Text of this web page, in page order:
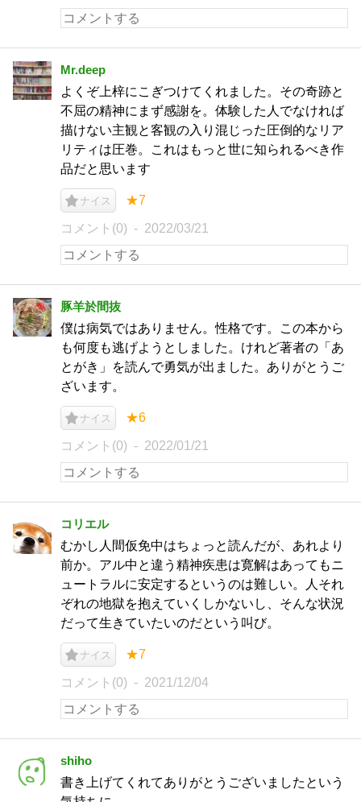
Mr.deep
よくぞ上梓にこぎつけてくれました。その奇跡と
不屈の精神にまず感謝を。体験した人でなければ
描けない主観と客観の入り混じった圧倒的なリア
リティは圧巻。これはもっと世に知られるべき作
品だと思います
ナイス ★7
コメント(0) 2022/03/21
豚羊於間抜
僕は病気ではありません。性格です。この本から
も何度も逃げようとしました。けれど著者の「あ
とがき」を読んで勇気が出ました。ありがとうご
ざいます。
ナイス ★6
コメント(0) 2022/01/21
コリエル
むかし人間仮免中はちょっと読んだが、あれより
前か。アル中と違う精神疾患は寛解はあってもニ
ュートラルに安定するというのは難しい。人それ
ぞれの地獄を抱えていくしかないし、そんな状況
だって生きていたいのだという叫び。
ナイス ★7
コメント(0) 2021/12/04
shiho
書き上げてくれてありがとうございましたという